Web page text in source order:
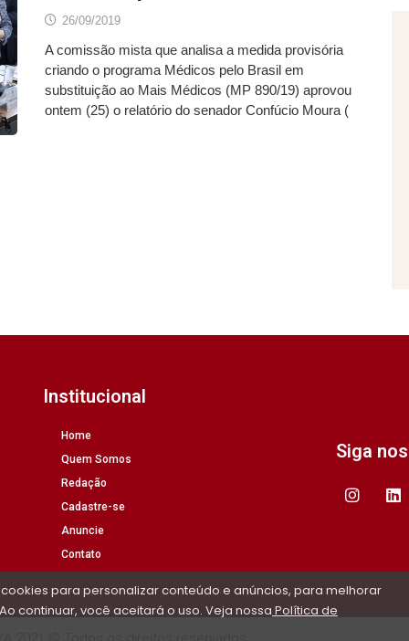
26/09/2019
A comissão mista que analisa a medida provisória
criando o programa Médicos pelo Brasil em
substituição ao Mais Médicos (MP 890/19) aprovou
ontem (25) o relatório do senador Confúcio Moura (
Institucional
Home
Quem Somos
Redação
Cadastre-se
Anuncie
Contato
Siga
para personalizar conteúdo e anúncios, para melhorar
continuar, você aceitará o uso. Veja nossa Política de